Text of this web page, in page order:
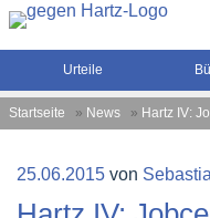
Zum
Inhalt
springen
Gegen-Hartz.de –
Urteile, News und
Grundsicherung und
Urteile
Startseite » News » Hartz IV:
Veröffentlicht
25.06.2015 von